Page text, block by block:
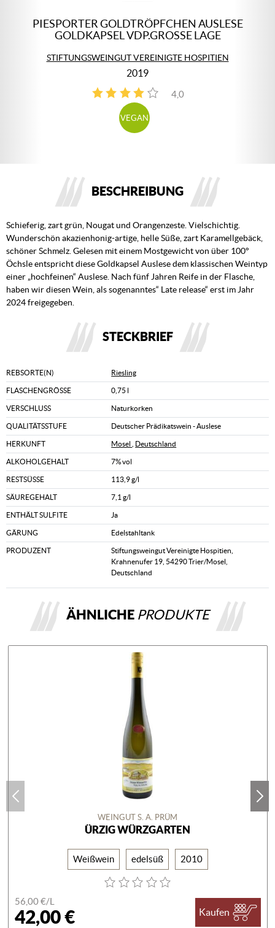
PIESPORTER GOLDTRÖPFCHEN AUSLESE
GOLDKAPSEL VDP.GROSSE LAGE
STIFTUNGSWEINGUT VEREINIGTE HOSPITIEN
2019
4,0
1
VEGAN
BESCHREIBUNG
Schieferig, zart grün, Nougat und Orangenzeste. Vielschichtig.
Wunderschön akazienhonig-artige, helle Süße, zart Karamellgebäck,
schöner Schmelz. Gelesen mit einem Mostgewicht von über 100°
Öchsle entspricht diese Goldkapsel Auslese dem klassischen Weintyp
einer „hochfeinen“ Auslese. Nach fünf Jahren Reife in der Flasche,
haben wir diesen Wein, als sogenanntes“ Late release“ erst im Jahr
2024 freigegeben.
STECKBRIEF
REBSORTE(N) Riesling
FLASCHENGRÖSSE 0,75 l
VERSCHLUSS Naturkorken
QUALITÄTSSTUFE Deutscher Prädikatswein - Auslese
HERKUNFT Mosel Deutschland
ALKOHOLGEHALT 7% vol
RESTSÜSSE 113,9 g/l
SÄUREGEHALT 7,1 g/l
ENTHÄLT SULFITE Ja
GÄRUNG Edelstahltank
PRODUZENT
Stiftungsweingut Vereinigte Hospitien,
Krahnenufer 19, 54290 Trier/Mosel,
Deutschland
ÄHNLICHE PRODUKTE
WEINGUT S. A. PRÜM
ÜRZIG WÜRZGARTEN
Weißwein edelsüß 2010
56,00 €/L
42,00 € Kaufen